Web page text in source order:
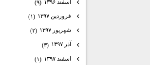
اسفند ۱۳۹۶
(۹)
فروردین ۱۳۹۷
(۱)
شهریور ۱۳۹۷
(۲)
آذر ۱۳۹۷
(۳)
اسفند ۱۳۹۷
(۱)